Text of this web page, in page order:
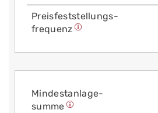
Preis­fest­stellungs­
frequenz
Mindest­anlage­
summe